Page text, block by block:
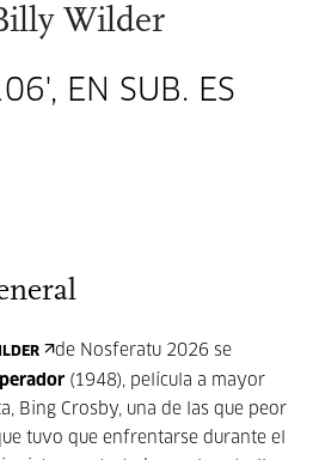
Wilder
EN SUB. ES
de Nosferatu 2026 se
(1948), película a mayor
Bing Crosby, una de las que peor
tuvo que enfrentarse durante el